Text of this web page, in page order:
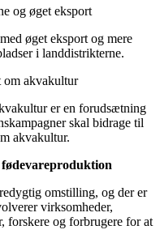
og øget eksport
øget eksport og mere
i landdistrikterne.
om akvakultur
er en forudsætning
skal bidrage til
akvakultur.
omstilling, og der er
virksomheder,
forskere og forbrugere for at